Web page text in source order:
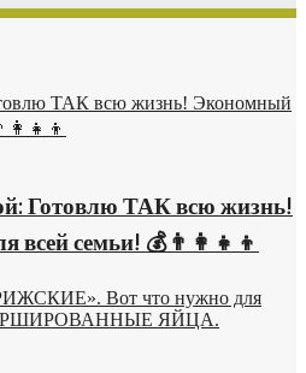
ТАК всю жизнь! Экономный
Готовлю ТАК всю жизнь!
всей семьи! 💰👨👩👧👦
Вот что нужно для
ЯЙЦА.